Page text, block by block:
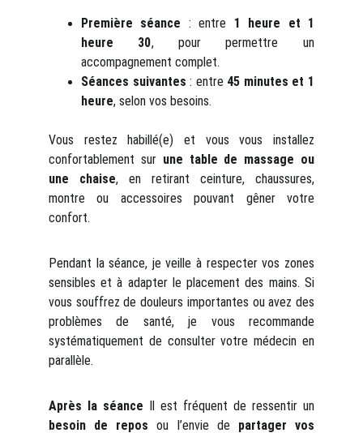
Première séance : entre 1 heure et 1
heure 30, pour permettre un
accompagnement complet.
Séances suivantes : entre 45 minutes et 1
heure, selon vos besoins.
Vous restez habillé(e) et vous vous installez
confortablement sur une table de massage ou
une chaise, en retirant ceinture, chaussures,
montre ou accessoires pouvant gêner votre
confort.
Pendant la séance, je veille à respecter vos zones
sensibles et à adapter le placement des mains. Si
vous souffrez de douleurs importantes ou avez des
problèmes de santé, je vous recommande
systématiquement de consulter votre médecin en
parallèle.
Après la séance Il est fréquent de ressentir un
besoin de repos ou l’envie de partager vos